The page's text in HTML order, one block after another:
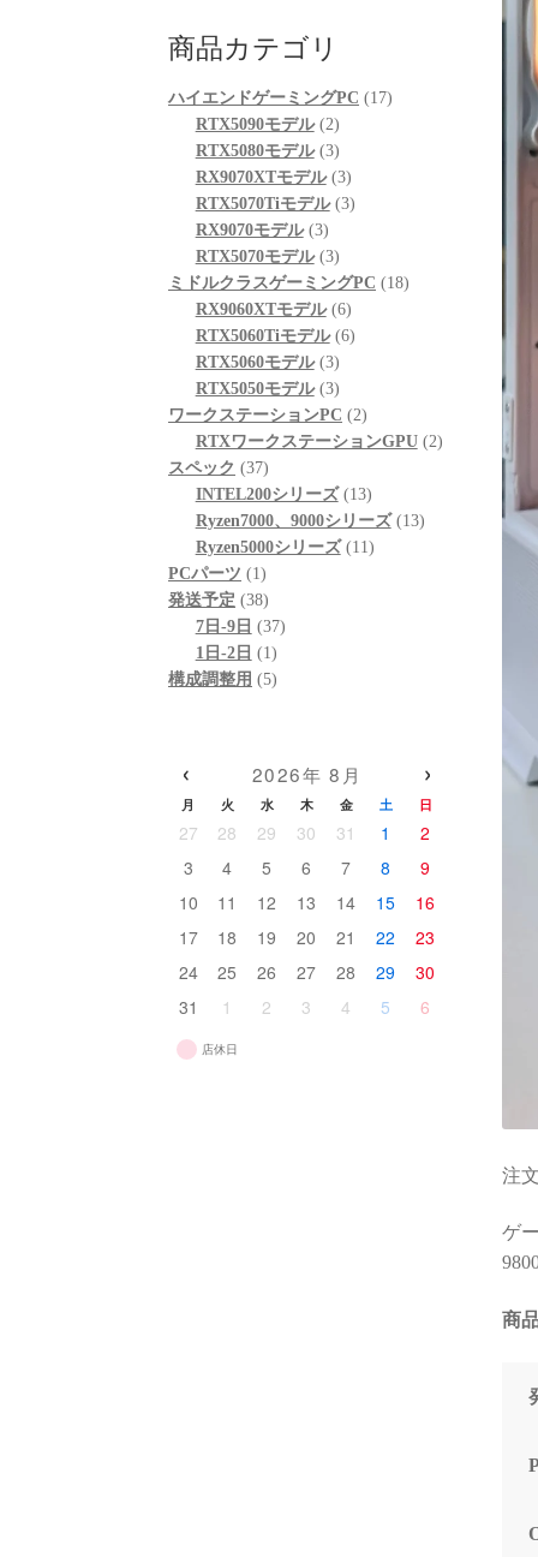
注
ゲ
商
使して色々と対処を試みま
したが改善せず、藁にもす
がる思いで相談したところ
「何か異常が見られた際
は、まずは当店に相談くだ
さい」と仰っていただき、
そのプロ意識の高さと責任
感に深く感動しました！
修理の発送から手元に戻る
まで、わずか1週間という神
速対応でした。
症状や再現性、原因の特定
次第によるとは思います
が、修理の過程で判明した
二次的な不具合があったに
も関わらず圧倒的なスピー
ド感で連休に間に合わせて
いただいたことに感謝しか
ありません。
(こちらから急いで欲しいと
依頼したわけではなかった
のですが、顧客の心境を察
した対応力、そのホスピタ
リティの高さにも感動)
なく、トラブルで困った時
に本気で寄り添ってくれて
信頼できるお店で買うべき
だと改めて痛感しました。
確かな技術力と顧客に寄り
そのものです。
(購入時の構成相談の段階か
ら、提案の引き出しの多さ
りでした)
具体
ている
ること
CPU側
ーに
があ
ード
ーラ
で説
また
の仕
USB
効速
性の
門的
して
とし
なく
ースと
わせに
高い
て使
こち
回丁
り、
確認
すべ
ただ
ラブ
で重視
商品カテゴリ
ハイエンドゲーミングPC 1717
RTX5090モデル 22
個
の
商
RTX5080モデル 33
個
の
品
RX9070XTモデル 33
個
品
RTX5070Tiモデル 33
商
品
RX9070モデル 33
個
の
商
品
RTX5070モデル 33
個
の
商
品
ミドルクラスゲーミングPC 1818
RX9060XTモデル 66
個
品
RTX5060Tiモデル 66
商
品
RTX5060モデル 33
個
の
商
RTX5050モデル 33
個
の
品
ワークステーションPC 22
個
商
品
RTXワークステーションGPU 22
スペック 3737
個
の
商
品
INTEL200シリーズ 1313
個
の
Ryzen7000、9000シリーズ 1313
Ryzen5000シリーズ 1111
PCパーツ 11
個
の
商
品
発送予定 3838
個
の
商
7日-9日 3737
1日-2日 11
個
構成調整用 55
品
‹ 2026年 8月 ›
月 火 水 木 金 土 日
27 28 29 30 31 1
2
3
4 5 6 7 8
9
10
11 12 13 14 15
16
17
18 19 20 21 22
23
24
25 26 27 28 29
30
31
1 2 3 4 5 6
店休日